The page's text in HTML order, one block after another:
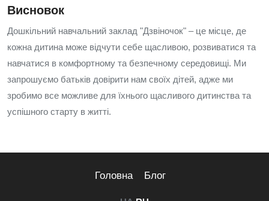
Висновок
Дошкільний навчальний заклад "Дзвіночок" – це місце, де
кожна дитина може відчути себе щасливою, розвиватися та
навчатися в комфортному та безпечному середовищі. Ми
запрошуємо батьків довірити нам своїх дітей, адже ми
зробимо все можливе для їхнього щасливого дитинства та
успішного старту в житті.
Головна Блог